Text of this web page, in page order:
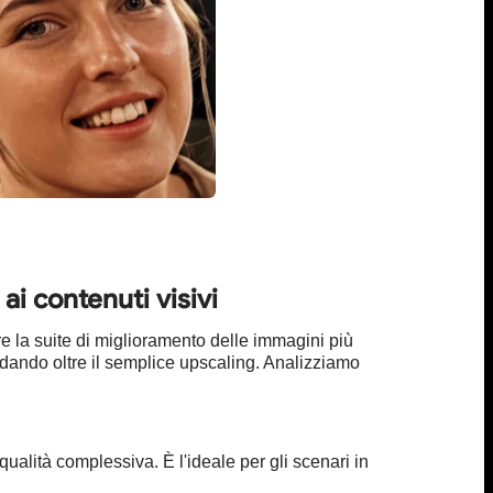
contenuti visivi
la suite di miglioramento delle immagini più
oltre il semplice upscaling. Analizziamo
complessiva. È l'ideale per gli scenari in